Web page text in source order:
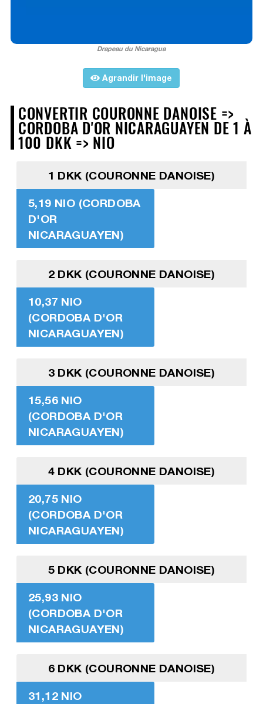
Drapeau du Nicaragua
Agrandir l'image
CONVERTIR COURONNE DANOISE =>
CORDOBA D'OR NICARAGUAYEN DE 1 À
100 DKK => NIO
1 DKK (COURONNE DANOISE)
5,19 NIO (CORDOBA
D'OR
NICARAGUAYEN)
2 DKK (COURONNE DANOISE)
10,37 NIO
(CORDOBA D'OR
NICARAGUAYEN)
3 DKK (COURONNE DANOISE)
15,56 NIO
(CORDOBA D'OR
NICARAGUAYEN)
4 DKK (COURONNE DANOISE)
20,75 NIO
(CORDOBA D'OR
NICARAGUAYEN)
5 DKK (COURONNE DANOISE)
25,93 NIO
(CORDOBA D'OR
NICARAGUAYEN)
6 DKK (COURONNE DANOISE)
31,12 NIO